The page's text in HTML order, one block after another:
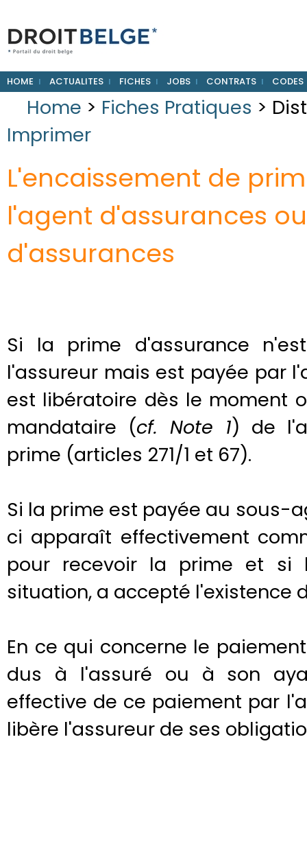
HOME ACTUALITES FICHES JOBS CONTRATS CODES
Home > Fiches Pratiques >
Imprimer
L'encaissement de
l'agent d'assurances
d'assurances
Si la prime d'assurance
l'assureur mais est payée par
est libératoire dès le moment
mandataire (cf. Note 1) de
prime (articles 271/1 et 67).
Si la prime est payée au sous-
ci apparaît effectivement
pour recevoir la prime et si
situation, a accepté l'existence
En ce qui concerne le
dus à l'assuré ou à son
effective de ce paiement par
libère l'assureur de ses